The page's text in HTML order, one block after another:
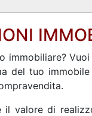
immobiliare?
del tuo
il valore di